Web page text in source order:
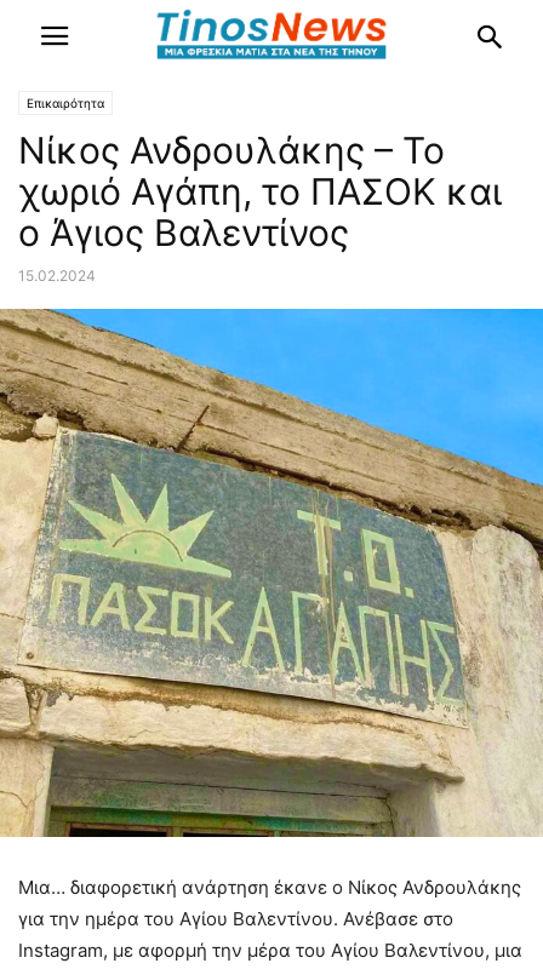
Επικαιρότητα
Νίκος Ανδρουλάκης – Το
χωριό Αγάπη, το ΠΑΣΟΚ και
ο Άγιος Βαλεντίνος
15.02.2024
Μια… διαφορετική ανάρτηση έκανε ο Νίκος Ανδρουλάκης
για την ημέρα του Αγίου Βαλεντίνου. Ανέβασε στο
Instagram, με αφορμή την μέρα του Αγίου Βαλεντίνου, μια